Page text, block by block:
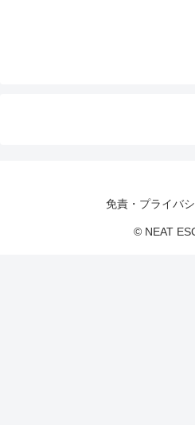
免責・プライバ
© NEAT